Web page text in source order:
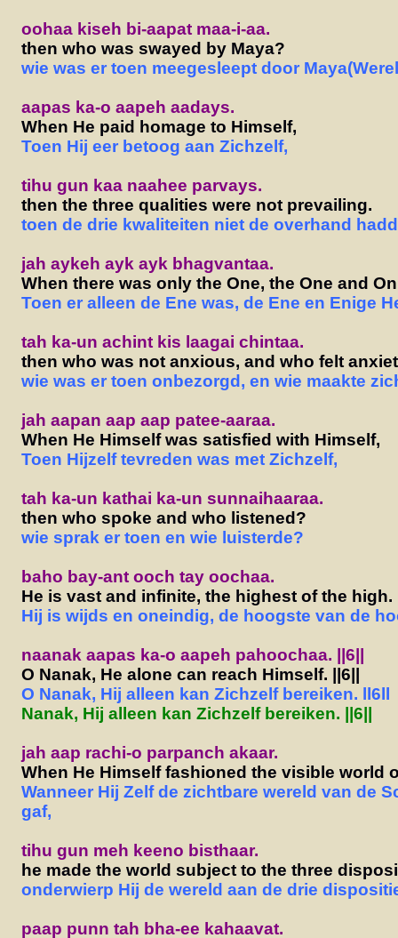
oohaa kiseh bi-aapat maa-i-aa.
then who was swayed by Maya?
wie was er toen meegesleept door
aapas ka-o aapeh aadays.
When He paid homage to Himself,
Toen Hij eer betoog aan Zichzelf,
tihu gun kaa naahee parvays.
then the three qualities were not prevailing.
toen de drie kwaliteiten niet de overhand
jah aykeh ayk ayk bhagvantaa.
When there was only the One, the One and
Toen er alleen de Ene was, de Ene en Enige
tah ka-un achint kis laagai chintaa.
then who was not anxious, and who felt
wie was er toen onbezorgd, en wie maakte
jah aapan aap aap patee-aaraa.
When He Himself was satisfied with Himself,
Toen Hijzelf tevreden was met Zichzelf,
tah ka-un kathai ka-un sunnaihaaraa.
then who spoke and who listened?
wie sprak er toen en wie luisterde?
baho bay-ant ooch tay oochaa.
He is vast and infinite, the highest of the high.
Hij is wijds en oneindig, de hoogste van de
naanak aapas ka-o aapeh pahoochaa. ||6||
O Nanak, He alone can reach Himself. ||6||
O Nanak, Hij alleen kan Zichzelf bereiken. ll6ll
Nanak, Hij alleen kan Zichzelf bereiken. ||6||
jah aap rachi-o parpanch akaar.
When He Himself fashioned the visible world
Wanneer Hij Zelf de zichtbare wereld van de
gaf,
tihu gun meh keeno bisthaar.
he made the world subject to the three
onderwierp Hij de wereld aan de drie
paap punn tah bha-ee kahaavat.